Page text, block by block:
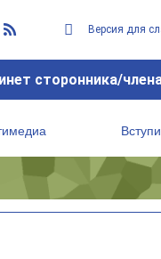
Версия для
сторонника/